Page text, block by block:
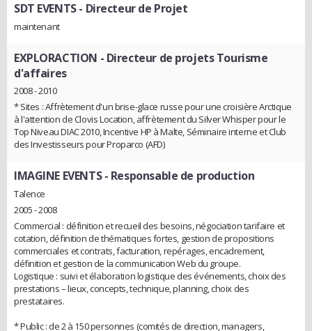
SDT EVENTS- Directeur de Projet
maintenant
EXPLORACTION - Directeur de projets Tourisme
d'affaires
2008 - 2010
* Sites : Affrètement d'un brise-glace russe pour une croisière Arctique
à l'attention de Clovis Location, affrètement du Silver Whisper pour le
Top Niveau DIAC 2010, Incentive HP à Malte, Séminaire interne et Club
des Investisseurs pour Proparco (AFD)
IMAGINE EVENTS- Responsable de production
Talence
2005 - 2008
Commercial : définition et recueil des besoins, négociation tarifaire et
cotation, définition de thématiques fortes, gestion de propositions
commerciales et contrats, facturation, repérages, encadrement,
définition et gestion de la communication Web du groupe.
Logistique : suivi et élaboration logistique des événements, choix des
prestations – lieux, concepts, technique, planning, choix des
prestataires.
* Public : de 2 à 150 personnes (comités de direction, managers,